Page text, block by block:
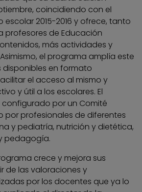
coincidiendo con el
escolar 2015-2016 y ofrece, tanto
profesores de Educación
más actividades y
el programa amplía este
disponibles en formato
el acceso al mismo y
y útil a los escolares. El
por un Comité
por profesionales de diferentes
y pediatría, nutrición y dietética,
pedagogía.
crece y mejora sus
de las valoraciones y
por los docentes que ya lo